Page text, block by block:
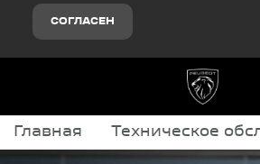
СОГЛАСЕН
Главная Техническое